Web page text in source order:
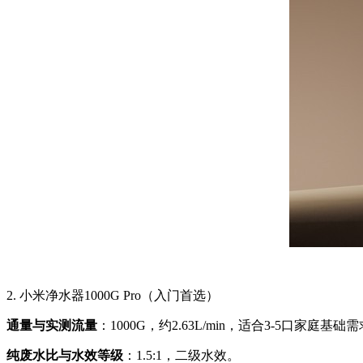
2. 小米净水器1000G Pro（入门首选）
通量与实测流量 ：1000G，约2.63L/min，适合3-5口家庭基础需
纯废水比与水效等级 ：1.5:1，二级水效。